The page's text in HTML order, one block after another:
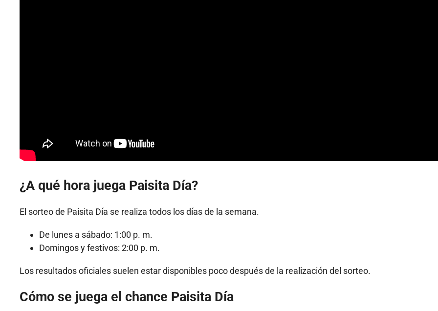
¿A qué hora juega Paisita Día?
El sorteo de Paisita Día se realiza todos los días de la semana.
De lunes a sábado: 1:00 p. m.
Domingos y festivos: 2:00 p. m.
Los resultados oficiales suelen estar disponibles poco después de la realización del sorteo.
Cómo se juega el chance Paisita Día